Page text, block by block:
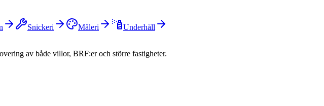
Snickeri Måleri
Underhåll
av både villor, BRF:er och större fastigheter.